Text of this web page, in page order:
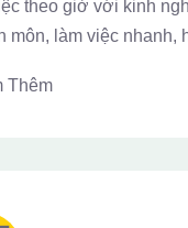
theo giờ với kinh
môn, làm việc nhanh,
Thêm